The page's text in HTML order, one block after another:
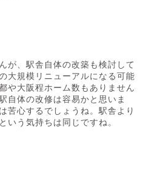
が、駅舎自体の改築も検討して
大規模リニューアルになる可能
や大阪程ホーム数もありません
自体の改修は容易かと思いま
苦心するでしょうね。駅舎より
いう気持ちは同じですね。